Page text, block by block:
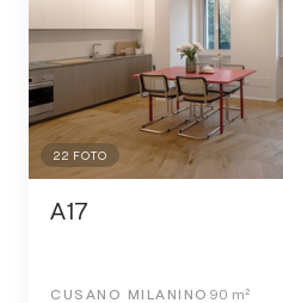
22 FOTO
A17
CUSANO MILANINO 90 m²